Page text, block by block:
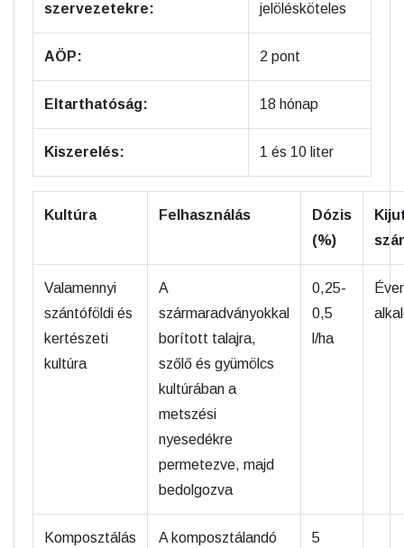
szervezetekre:
jelölésköteles
AÖP: 2 pont
Eltarthatóság: 18 hónap
Kiszerelés: 1 és 10 liter
Kultúra Felhasználás
Dózis
(%)
Valamennyi
szántóföldi és
kertészeti
kultúra
A
szármaradványokkal
borított talajra,
szőlő és gyümölcs
kultúrában a
metszési
nyesedékre
permetezve, majd
bedolgozva
0,25-
0,5
l/ha
Komposztálás
A komposztálandó
5